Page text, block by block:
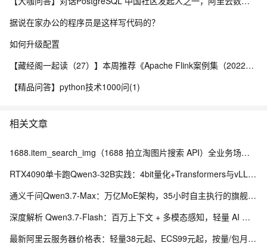
据说在家办公的程序员是这样写代码的？
如何升级配置
【藏经阁一起读（27）】本周推荐《Apache Flink案例集（2022版）》，你有哪些心得？
【精品问答】python技术1000问(1)
相关文章
1688.item_search_img（1688 拍立淘图片搜索 API）全业务场景落地手册
RTX4090单卡跑Qwen3-32B实践：4bit量化+Transformers与vLLM双方案部署差异.193
通义千问Qwen3.7-Max：万亿MoE架构，35小时自主执行的旗舰智能体
深度解析 Qwen3.7-Flash：百万上下文 + 多模态感知，轻量 AI 的全能之选
最新阿里云服务器价格表：轻量38元起、ECS99元起，按量/包月/包年，新老用户同享优惠明细参考